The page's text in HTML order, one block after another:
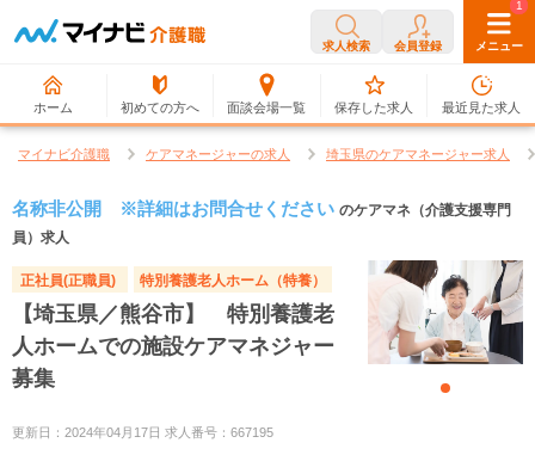
求人検索 会員登録 メニュー
ホーム 初めての方へ 面談会場一覧
0
保存した求人
1
最近見た求人
マイナビ介護職 ケアマネージャーの求人 埼玉県のケアマネージャー求人
名称非公開 ※詳細はお問合せください のケアマネ（介護支援専門
員）求人
正社員(正職員) 特別養護老人ホーム（特養）
【埼玉県／熊谷市】 特別養護老
人ホームでの施設ケアマネジャー
募集
更新日：2024年04月17日 求人番号：667195